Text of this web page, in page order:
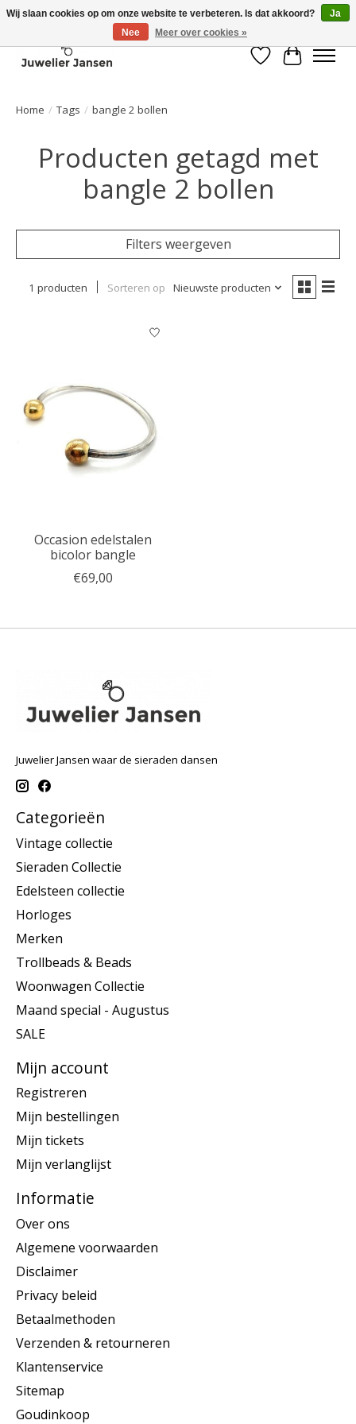
Verlanglijst
Home / Tags / bangle 2 bollen
Producten getagd met
bangle 2 bollen
Filters weergeven
1 producten Sorteren op Nieuwste producten
Occasion edelstalen
bicolor bangle
€69,00
Juwelier Jansen waar de sieraden dansen
Categorieën
Vintage collectie
Sieraden Collectie
Edelsteen collectie
Horloges
Merken
Trollbeads & Beads
Woonwagen Collectie
Maand special - Augustus
SALE
Mijn account
Registreren
Mijn bestellingen
Mijn tickets
Mijn verlanglijst
Informatie
Over ons
Algemene voorwaarden
Disclaimer
Privacy beleid
Betaalmethoden
Verzenden & retourneren
Klantenservice
Sitemap
Goudinkoop
Wij slaan cookies op om onze website te verbeteren. Is dat akkoord?
Ja
Nee
Meer over cookies »